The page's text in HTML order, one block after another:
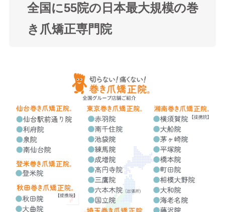
全国に55院の日本最大規模の巻
き爪矯正専門院